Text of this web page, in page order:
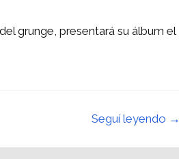
grunge, presentará su álbum el
Seguí leyendo →